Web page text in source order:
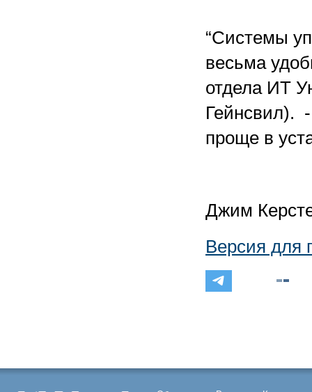
“Системы
весьма
отдела ИТ
Гейнсвил).
проще в
Джим
Версия для